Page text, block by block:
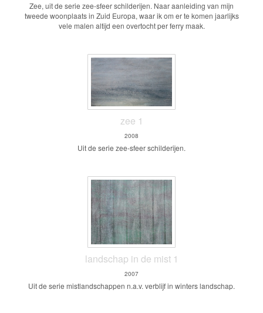
Zee, uit de serie zee-sfeer schilderijen. Naar aanleiding van mijn
tweede woonplaats in Zuid Europa, waar ik om er te komen jaarlijks
vele malen altijd een overtocht per ferry maak.
zee 1
2008
Uit de serie zee-sfeer schilderijen.
landschap in de mist 1
2007
Uit de serie mistlandschappen n.a.v. verblijf in winters landschap.